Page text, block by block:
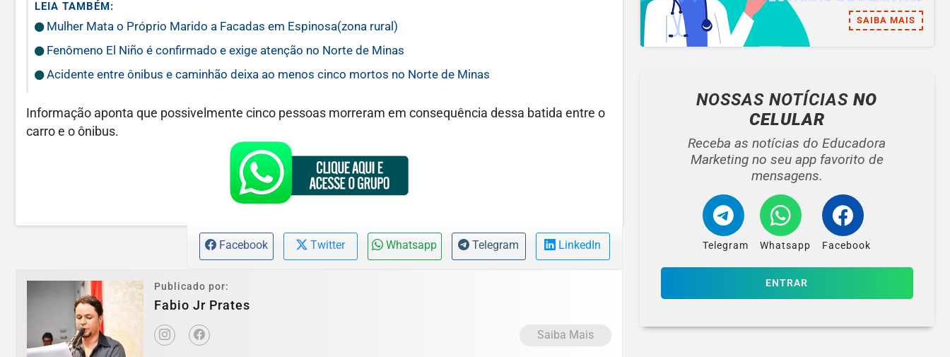
LEIA TAMBÉM:
Mulher Mata o Próprio Marido a Facadas em Espinosa(zona rural)
Fenômeno El Niño é confirmado e exige atenção no Norte de Minas
Acidente entre ônibus e caminhão deixa ao menos cinco mortos no Norte de Minas
Informação aponta que possivelmente cinco pessoas morreram em consequência dessa batida entre o
carro e o ônibus.
Facebook Twitter Whatsapp Telegram LinkedIn
Publicado por:
Fabio Jr Prates
Saiba Mais
SAIBA MAIS
NOSSAS NOTÍCIASNO
CELULAR
Receba as notícias do Educadora
Marketing no seu app favorito de
mensagens.
Telegram Whatsapp Facebook
ENTRAR